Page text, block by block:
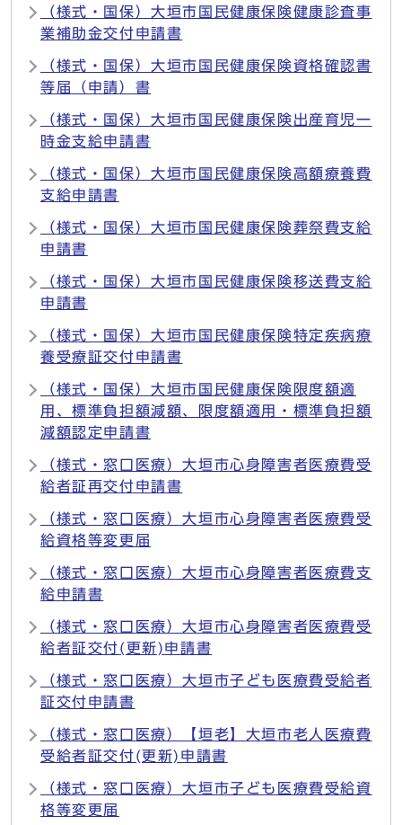
（様式・国保）大垣市国民健康保険健康診査事
業補助金交付申請書
（様式・国保）大垣市国民健康保険資格確認書
等届（申請）書
（様式・国保）大垣市国民健康保険出産育児一
時金支給申請書
（様式・国保）大垣市国民健康保険高額療養費
支給申請書
（様式・国保）大垣市国民健康保険葬祭費支給
申請書
（様式・国保）大垣市国民健康保険移送費支給
申請書
（様式・国保）大垣市国民健康保険特定疾病療
養受療証交付申請書
（様式・国保）大垣市国民健康保険限度額適
用、標準負担額減額、限度額適用・標準負担額
減額認定申請書
（様式・窓口医療）大垣市心身障害者医療費受
給者証再交付申請書
（様式・窓口医療）大垣市心身障害者医療費受
給資格等変更届
（様式・窓口医療）大垣市心身障害者医療費支
給申請書
（様式・窓口医療）大垣市心身障害者医療費受
給者証交付(更新)申請書
（様式・窓口医療）大垣市子ども医療費受給者
証交付申請書
（様式・窓口医療）【垣老】大垣市老人医療費
受給者証交付(更新)申請書
（様式・窓口医療）大垣市子ども医療費受給資
格等変更届